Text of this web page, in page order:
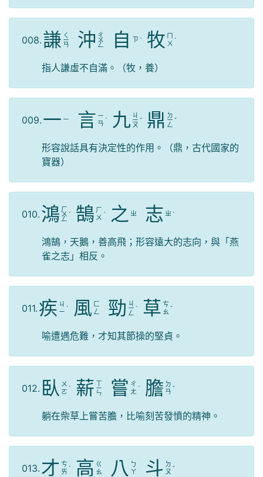
008. 謙 ㄑ
ㄧ
ㄢ 沖 ㄔ
ㄨ
ㄥ 自 ㄗ ˋ 牧 ㄇ
ㄨ ˋ
指人謙虛不自滿。（牧，養）
009. 一 ㄧ 言 ㄧ
ㄢ ˊ 九 ㄐ
ㄧ
ㄡ
ˇ 鼎 ㄉ
ㄧ
ㄥ
ˇ
形容說話具有決定性的作用。（鼎，古代國家的
寶器）
010. 鴻 ㄏ
ㄨ
ㄥ
ˊ 鵠 ㄏ
ㄨ ˊ 之 ㄓ 志 ㄓ ˋ
鴻鵠，天鵝，善高飛；形容遠大的志向，與「燕
雀之志」相反。
011. 疾 ㄐ
ㄧ ˊ 風 ㄈ
ㄥ
勁 ㄐ
ㄧ
ㄥ
ˋ 草 ㄘ
ㄠ ˇ
喻遭遇危難，才知其節操的堅貞。
012. 臥 ㄨ
ㄛ ˋ 薪 ㄒ
ㄧ
ㄣ 嘗 ㄔ
ㄤ ˊ 膽 ㄉ
ㄢ ˇ
躺在柴草上嘗苦膽，比喻刻苦發憤的精神。
013. 才 ㄘ
ㄞ ˊ 高 ㄍ
ㄠ
八
ㄅ
ㄚ
斗 ㄉ
ㄡ ˇ